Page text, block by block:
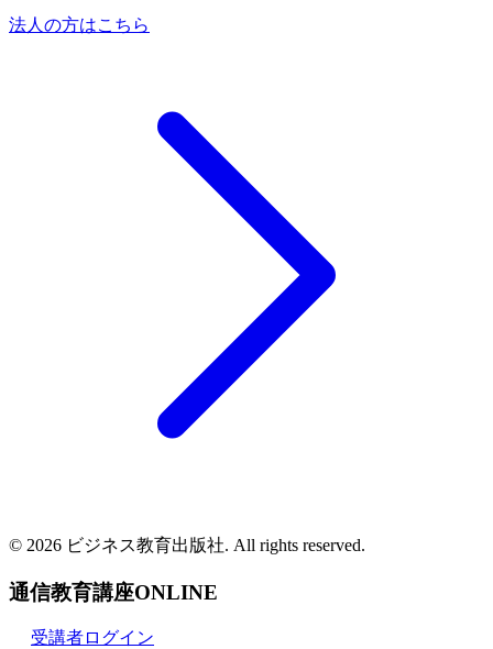
法人の方はこちら
© 2026 ビジネス教育出版社. All rights reserved.
通信教育講座ONLINE
受講者ログイン